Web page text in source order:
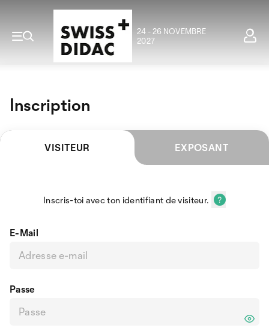
24 - 26 NOVEMBRE
2027
Inscription
VISITEUR EXPOSANT
Inscris-toi avec ton identifiant de visiteur.
E-Mail
Passe